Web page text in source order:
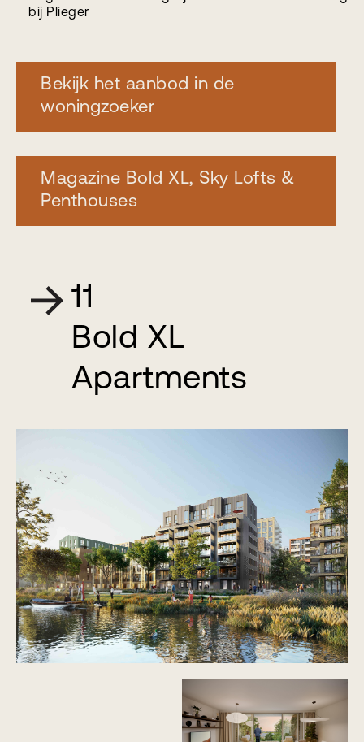
bij Plieger
Bekijk het aanbod in de
woningzoeker
Magazine Bold XL, Sky Lofts &
Penthouses
11
Bold XL
Apartments